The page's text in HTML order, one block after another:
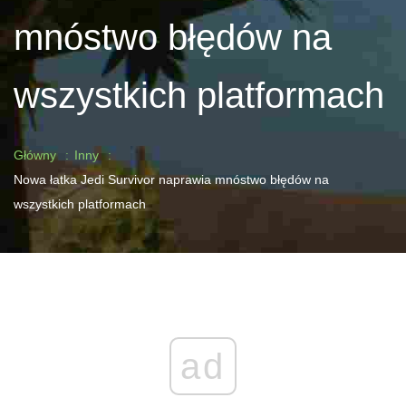
mnóstwo błędów na
wszystkich platformach
Główny
Inny
Nowa łatka Jedi Survivor naprawia mnóstwo błędów na
wszystkich platformach
ad